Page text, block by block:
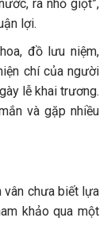
ra nhỏ giọt”,
lợi.
đồ lưu niệm,
chí của người
lễ khai trương.
và gặp nhiều
vân chưa biết lựa
khảo qua một